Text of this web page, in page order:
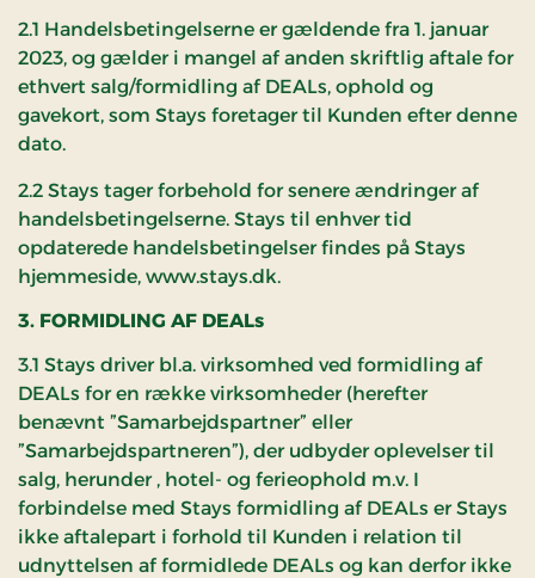
2.1 Handelsbetingelserne er gældende fra 1. januar
2023, og gælder i mangel af anden skriftlig aftale for
ethvert salg/formidling af DEALs, ophold og
gavekort, som Stays foretager til Kunden efter denne
dato.
2.2 Stays tager forbehold for senere ændringer af
handelsbetingelserne. Stays til enhver tid
opdaterede handelsbetingelser findes på Stays
hjemmeside, www.stays.dk.
3. FORMIDLING AF DEALs
3.1 Stays driver bl.a. virksomhed ved formidling af
DEALs for en række virksomheder (herefter
benævnt ”Samarbejdspartner” eller
”Samarbejdspartneren”), der udbyder oplevelser til
salg, herunder , hotel- og ferieophold m.v. I
forbindelse med Stays formidling af DEALs er Stays
ikke aftalepart i forhold til Kunden i relation til
udnyttelsen af formidlede DEALs og kan derfor ikke